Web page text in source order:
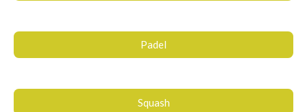
Padel
Squash